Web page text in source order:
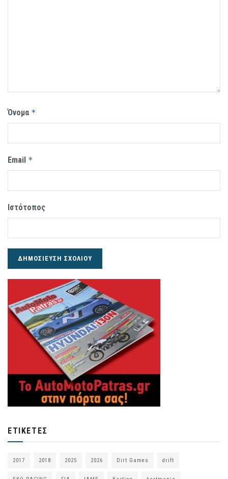
Όνομα *
Email *
Ιστότοπος
ΕΤΙΚΈΤΕΣ
2017 2018 2025 2026 Dirt Games drift